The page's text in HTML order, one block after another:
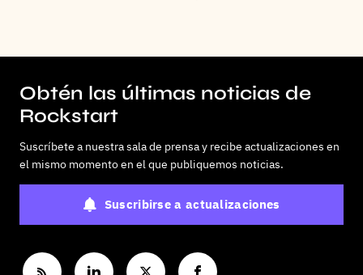
Obtén las últimas noticias de
Rockstart
Suscríbete a nuestra sala de prensa y recibe actualizaciones en
el mismo momento en el que publiquemos noticias.
Suscribirse a actualizaciones